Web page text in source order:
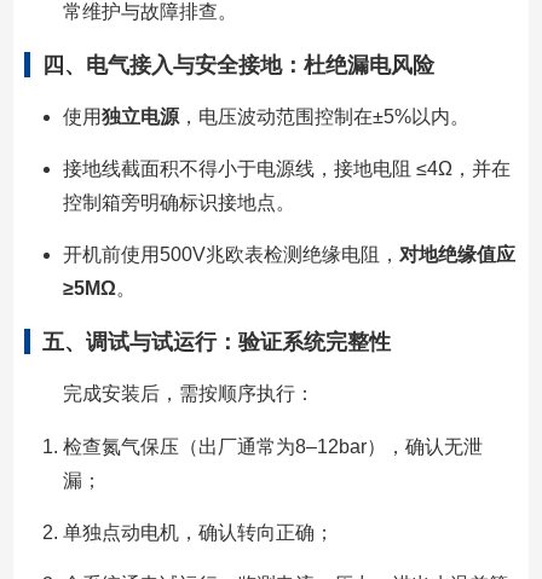
常维护与故障排查。
四、电气接入与安全接地：杜绝漏电风险
使用独立电源，电压波动范围控制在±5%以内。
接地线截面积不得小于电源线，接地电阻 ≤4Ω，并在
控制箱旁明确标识接地点。
开机前使用500V兆欧表检测绝缘电阻， 对地绝缘值应
≥5MΩ。
五、调试与试运行：验证系统完整性
完成安装后，需按顺序执行：
检查氮气保压（出厂通常为8–12bar），确认无泄
漏；
单独点动电机，确认转向正确；